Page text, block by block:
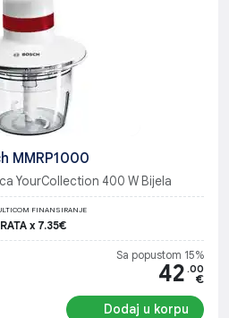
MMRP1000
YourCollection 400 W Bijela
FINANSIRANJE
x 7.35€
Sa popustom 15%
42 .00
€
Dodaj u korpu